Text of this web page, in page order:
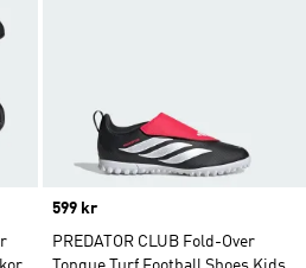
Price
599 kr
PREDATOR CLUB Fold-Over